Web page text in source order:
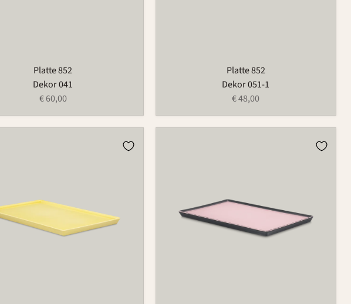
Platte 852
Dekor 041
€ 60,00
Platte 852
Dekor 051-1
€ 48,00